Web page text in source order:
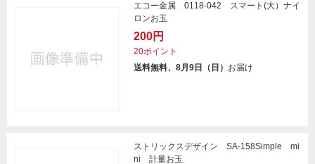
エコー金属 0118-042 スマート(大）ナイ
ロンお玉
200円
20ポイント
送料無料、8月9日（日） お届け
ストリックスデザイン SA-158Simple mi
ni 計量お玉